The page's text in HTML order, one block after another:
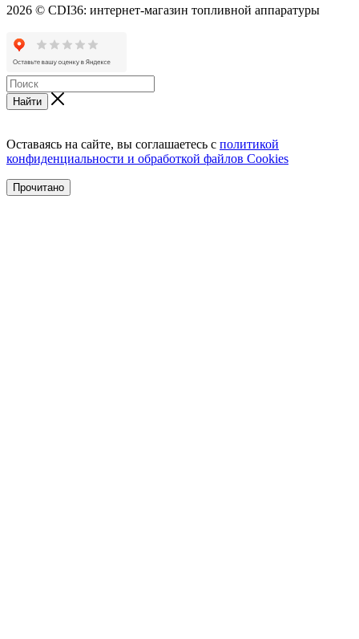
2026 © CDI36: интернет-магазин топливной аппаратуры
Найти
Оставаясь на сайте, вы соглашаетесь с политикой
конфиденциальности и обработкой файлов Cookies
Прочитано